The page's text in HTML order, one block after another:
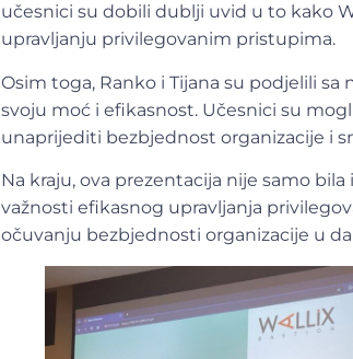
učesnici su dobili dublji uvid u to kako
upravljanju privilegovanim pristupima.
Osim toga, Ranko i Tijana su podjelili
svoju moć i efikasnost. Učesnici su
unaprijediti bezbjednost organizacije i
Na kraju, ova prezentacija nije samo
važnosti efikasnog upravljanja
očuvanju bezbjednosti organizacije u